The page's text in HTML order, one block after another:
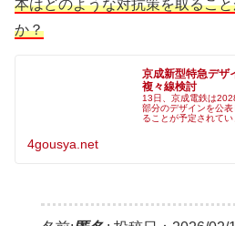
本はどのような対抗策を取るこ
か？
京成新型特急デザ
複々線検討
13日、京成電鉄は
部分のデザインを公
ることが予定されて
4gousya.net